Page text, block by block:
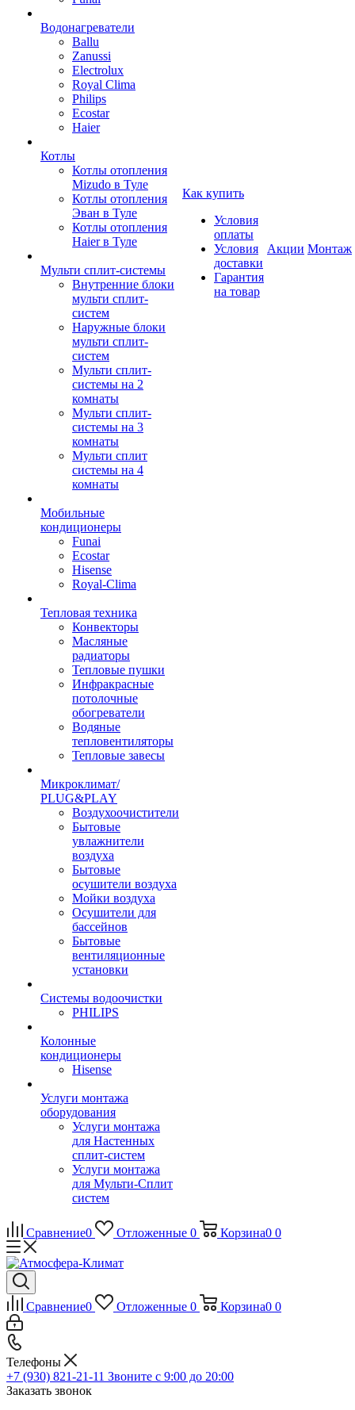
Водонагреватели
Ballu
Zanussi
Electrolux
Royal Clima
Philips
Ecostar
Haier
Котлы
Котлы отопления
Mizudo в Туле
Котлы отопления
Эван в Туле
Котлы отопления
Haier в Туле
Мульти сплит-системы
Внутренние блоки
мульти сплит-
систем
Наружные блоки
мульти сплит-
систем
Мульти сплит-
системы на 2
комнаты
Мульти сплит-
системы на 3
комнаты
Мульти сплит
системы на 4
комнаты
Мобильные
кондиционеры
Funai
Ecostar
Hisense
Royal-Clima
Тепловая техника
Конвекторы
Масляные
радиаторы
Тепловые пушки
Инфракрасные
потолочные
обогреватели
Водяные
тепловентиляторы
Тепловые завесы
Микроклимат/
PLUG&PLAY
Воздухоочистители
Бытовые
увлажнители
воздуха
Бытовые
осушители воздуха
Мойки воздуха
Осушители для
бассейнов
Бытовые
вентиляционные
установки
Системы водоочистки
PHILIPS
Колонные
кондиционеры
Hisense
Услуги монтажа
оборудования
Услуги монтажа
для Настенных
сплит-систем
Услуги монтажа
для Мульти-Сплит
систем
Как купить
Условия
оплаты
Условия
доставки
Гарантия
на товар
Акции Монтаж
Сравнение0 Отложенные 0 Корзина0 0
Сравнение0 Отложенные 0 Корзина0 0
Телефоны
+7 (930) 821-21-11 Звоните с 9:00 до 20:00
Заказать звонок